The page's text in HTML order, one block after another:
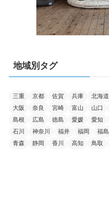
地域別タグ
三重 京都 佐賀 兵庫 北海道
大阪
奈良 宮崎 富山 山口
島根
広島 徳島 愛媛 愛知
石川
神奈川 福井 福岡 福島
青森
静岡 香川 高知 鳥取